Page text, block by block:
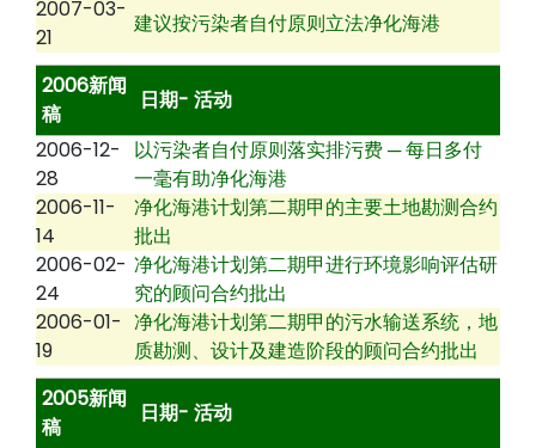
2007-03-
21
建议按污染者自付原则立法净化海港
2006新闻
稿
日期- 活动
2006-12-
28
以污染者自付原则落实排污费 ─ 每日多付
一毫有助净化海港
2006-11-
14
净化海港计划第二期甲的主要土地勘测合约
批出
2006-02-
24
净化海港计划第二期甲进行环境影响评估研
究的顾问合约批出
2006-01-
19
净化海港计划第二期甲的污水输送系统，地
质勘测、设计及建造阶段的顾问合约批出
2005新闻
稿
日期- 活动